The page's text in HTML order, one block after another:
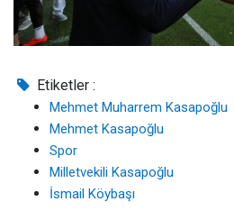
Etiketler :
Mehmet Muharrem Kasapoğlu
Mehmet Kasapoğlu
Spor
Milletvekili Kasapoğlu
İsmail Köybaşı